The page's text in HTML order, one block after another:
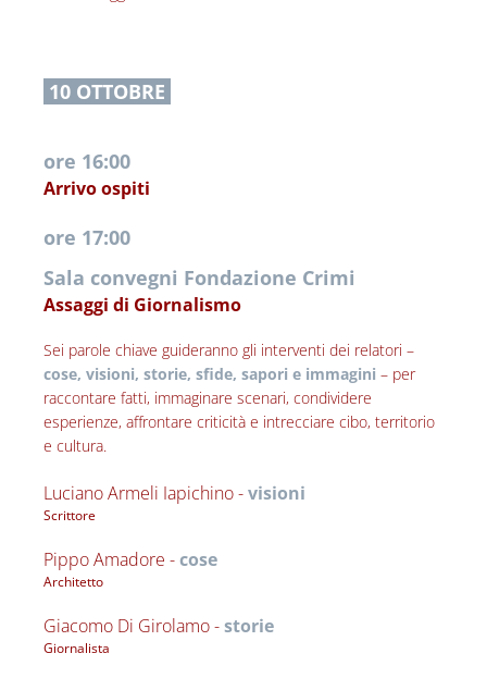
10 OTTOBRE
ore 16:00
Arrivo ospiti
ore 17:00
Sala convegni Fondazione Crimi
Assaggi di Giornalismo
cose, visioni, storie, sfide, sapori e immagini – per
raccontare fatti, immaginare scenari, condividere
esperienze, affrontare criticità e intrecciare cibo, territorio
e cultura.
Luciano Armeli Iapichino - visioni
Scrittore
Pippo Amadore - cose
Architetto
Giacomo Di Girolamo - storie
Giornalista